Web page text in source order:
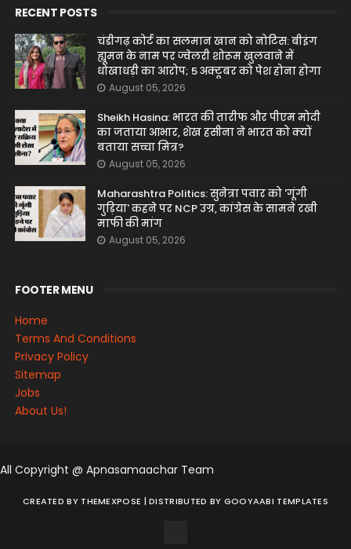
RECENT POSTS
चंडीगढ़ कोर्ट का सलमान खान को नोटिस: बीइंग
ह्यूमन के नाम पर ज्वेलरी शोरूम खुलवाने में
धोखाधड़ी का आरोप; 5 अक्टूबर को पेश होना होगा
August 05, 2026
Sheikh Hasina: भारत की तारीफ और पीएम मोदी
का जताया आभार, शेख हसीना ने भारत को क्यों
बताया सच्चा मित्र?
August 05, 2026
Maharashtra Politics: सुनेत्रा पवार को 'गूंगी
गुड़िया' कहने पर NCP उग्र, कांग्रेस के सामने रखी
माफी की मांग
August 05, 2026
FOOTER MENU
Home
Terms And Conditions
Privacy Policy
Sitemap
Jobs
About Us!
All Copyright @ Apnasamaachar Team
CREATED BY THEMEXPOSE | DISTRIBUTED BY GOOYAABI TEMPLATES